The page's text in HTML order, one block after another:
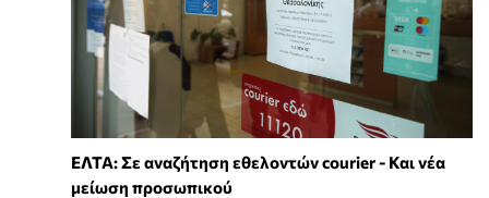
ΕΛΤΑ: Σε αναζήτηση εθελοντών courier - Και νέα
μείωση προσωπικού